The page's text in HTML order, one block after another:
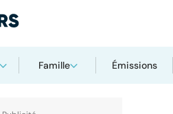
Famille Émissions